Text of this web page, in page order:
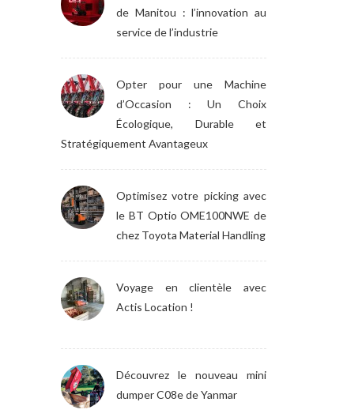
de Manitou : l’innovation au
service de l’industrie
Opter pour une Machine
d’Occasion : Un Choix
Écologique, Durable et
Stratégiquement Avantageux
Optimisez votre picking avec
le BT Optio OME100NWE de
chez Toyota Material Handling
Voyage en clientèle avec
Actis Location !
Découvrez le nouveau mini
dumper C08e de Yanmar